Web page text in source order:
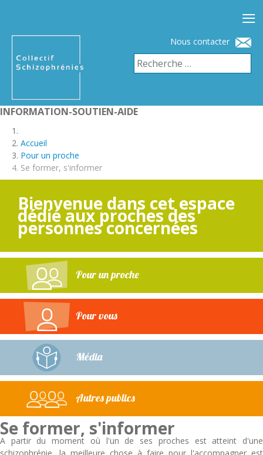
Nous contacter
INFORMATION-SOUTIEN-AIDE
Accueil
Pour un proche
Se former, s'informer
Bienvenue dans cet espace
dédié aux proches des
personnes concernées
Pour un proche
Pour vous
Média
Autres publics
Se former, s'informer
A partir du moment où l'un de ses proches est atteint d'une
≡